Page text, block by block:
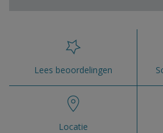
Lees beoordelingen
Locatie